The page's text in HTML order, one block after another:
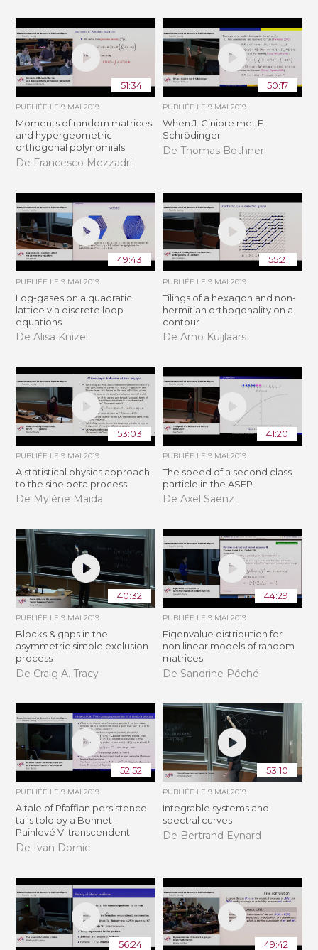
51:34
PUBLIÉE LE9 MAI 2019
Moments of random matrices
and hypergeometric
orthogonal polynomials
De Francesco Mezzadri
50:17
PUBLIÉE LE 9 MAI 2019
When J. Ginibre met E.
Schrödinger
De Thomas Bothner
49:43
PUBLIÉE LE9 MAI 2019
Log-gases on a quadratic
lattice via discrete loop
equations
De Alisa Knizel
55:21
PUBLIÉE LE 9 MAI 2019
Tilings of a hexagon and non-
hermitian orthogonality on a
contour
De Arno Kuijlaars
53:03
PUBLIÉE LE9 MAI 2019
A statistical physics approach
to the sine beta process
De Mylène Maïda
41:20
PUBLIÉE LE 9 MAI 2019
The speed of a second class
particle in the ASEP
De Axel Saenz
40:32
PUBLIÉE LE9 MAI 2019
Blocks & gaps in the
asymmetric simple exclusion
process
De Craig A. Tracy
44:29
PUBLIÉE LE 9 MAI 2019
Eigenvalue distribution for
non linear models of random
matrices
De Sandrine Péché
52:52
PUBLIÉE LE9 MAI 2019
A tale of Pfaffian persistence
tails told by a Bonnet-
Painlevé VI transcendent
De Ivan Dornic
53:10
PUBLIÉE LE 9 MAI 2019
Integrable systems and
spectral curves
De Bertrand Eynard
56:24 49:42